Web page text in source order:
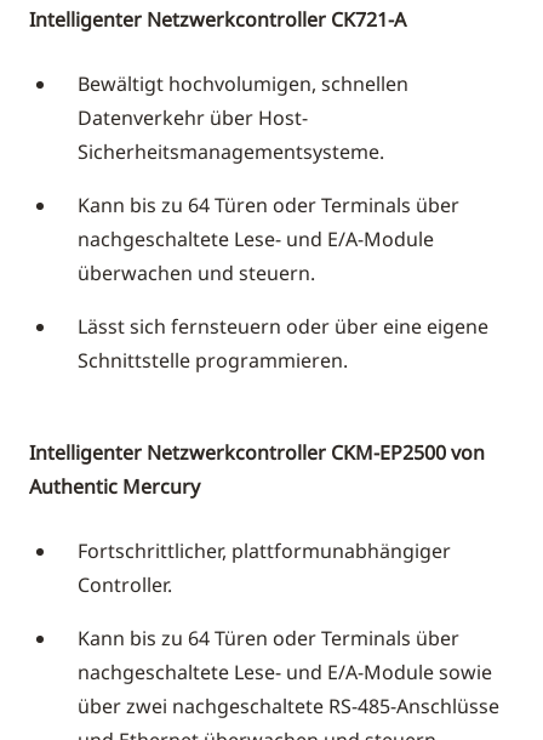
Intelligenter Netzwerkcontroller CK721-A
Bewältigt hochvolumigen, schnellen
Datenverkehr über Host-
Sicherheitsmanagementsysteme.
Kann bis zu 64 Türen oder Terminals über
nachgeschaltete Lese- und E/A-Module
überwachen und steuern.
Lässt sich fernsteuern oder über eine eigene
Schnittstelle programmieren.
Intelligenter Netzwerkcontroller CKM-EP2500 von
Authentic Mercury
Fortschrittlicher, plattformunabhängiger
Controller.
Kann bis zu 64 Türen oder Terminals über
nachgeschaltete Lese- und E/A-Module sowie
über zwei nachgeschaltete RS-485-Anschlüsse